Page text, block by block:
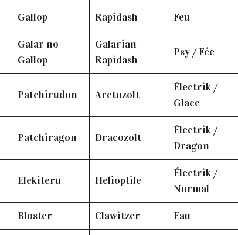
Gallop Rapidash Feu
Galar no
Gallop
Galarian
Rapidash
Psy / Fée
Patchirudon Arctozolt
Électrik /
Glace
Patchiragon Dracozolt
Électrik /
Dragon
Elekiteru Helioptile
Électrik /
Normal
Bloster Clawitzer Eau